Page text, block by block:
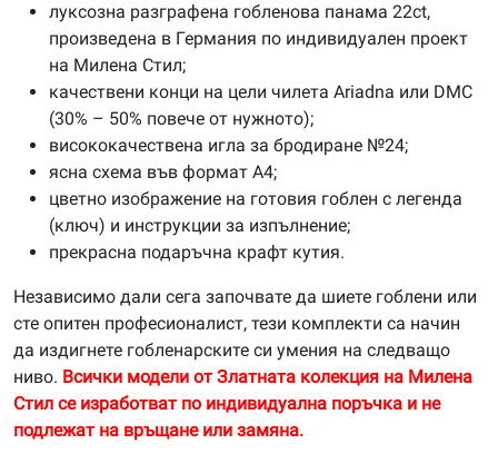
луксозна разграфена гобленова панама 22ct,
произведена в Германия по индивидуален проект
на Милена Стил;
качествени конци на цели чилета Ariadna или DMC
(30% – 50% повече от нужното);
висококачествена игла за бродиране №24;
ясна схема във формат А4;
цветно изображение на готовия гоблен с легенда
(ключ) и инструкции за изпълнение;
прекрасна подаръчна крафт кутия.
Независимо дали сега започвате да шиете гоблени или
сте опитен професионалист, тези комплекти са начин
да издигнете гобленарските си умения на следващо
ниво. Всички модели от Златната колекция на Милена
Стил се изработват по индивидуална поръчка и не
подлежат на връщане или замяна.